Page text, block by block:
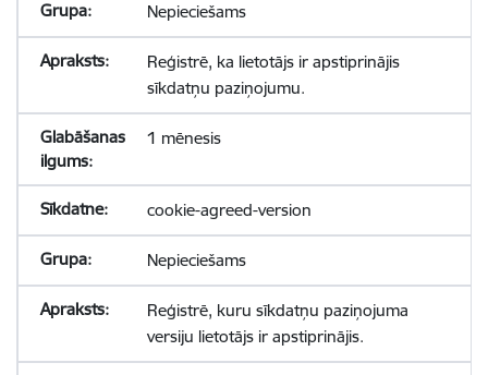
Nepieciešams
Reģistrē, ka lietotājs ir apstiprinājis
sīkdatņu paziņojumu.
1 mēnesis
cookie-agreed-version
Nepieciešams
Reģistrē, kuru sīkdatņu paziņojuma
versiju lietotājs ir apstiprinājis.